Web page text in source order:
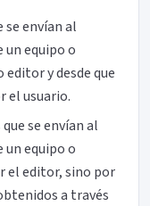
se envían al
un equipo o
y desde que
el usuario.
se envían al
un equipo o
el editor, sino por
a través